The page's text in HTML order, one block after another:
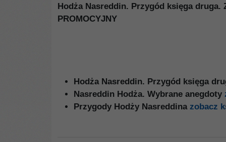
Hodża Nasreddin. Przygód księga druga.
PROMOCYJNY
Hodża Nasreddin. Przygód księga
Nasreddin Hodża. Wybrane anegdoty
Przygody Hodży Nasreddina zobacz